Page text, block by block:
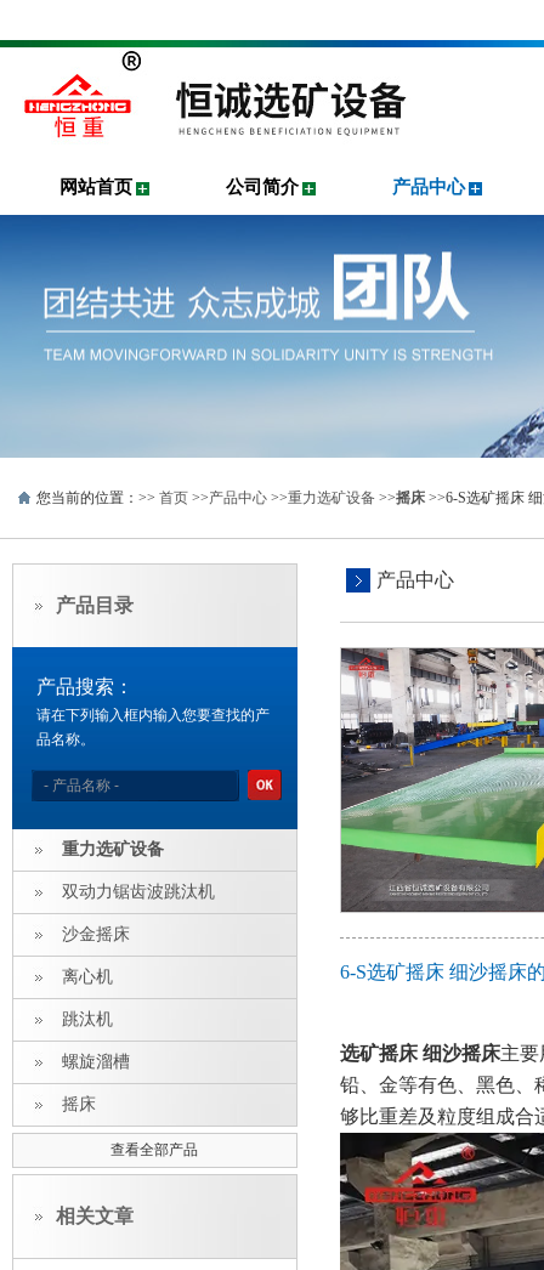
网站首页 公司简介 产品中心
您当前的位置：>> 首页 >>产品中心 >>重力选矿设备 >>摇床 >>6-S选矿摇床
产品目录
产品搜索：
请在下列输入框内输入您要查找的产
品名称。
重力选矿设备
双动力锯齿波跳汰机
沙金摇床
离心机
跳汰机
螺旋溜槽
摇床
查看全部产品
相关文章
产品中心
6-S选矿摇床 细沙摇床
选矿摇床 细沙摇床主要
铅、金等有色、黑色、
够比重差及粒度组成合